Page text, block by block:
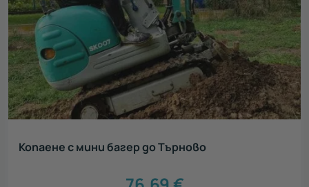
Копаене с мини багер до Търново